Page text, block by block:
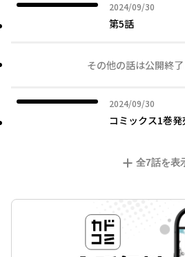
2024/09/30
2024年09月30日
第5話
その他の話は公開終
2024/09/30
2024年09月30日
コミックス1巻
全7話を表